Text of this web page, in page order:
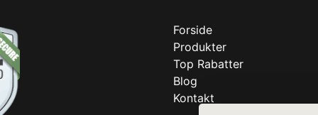
Forside
Produkter
Top Rabatter
Blog
Kontakt